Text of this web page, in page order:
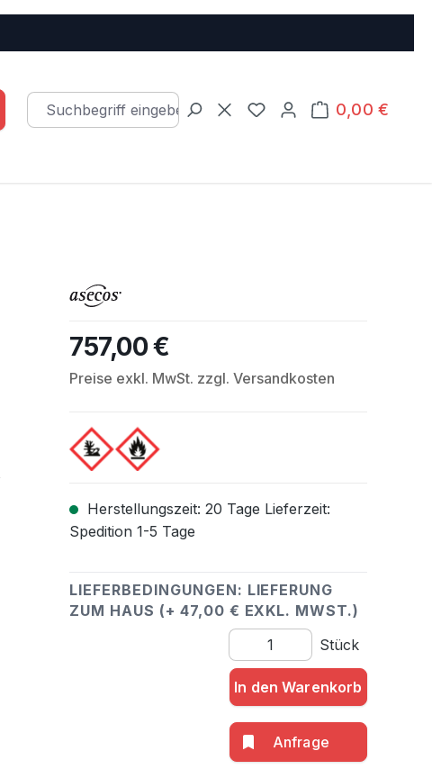
Du hast 0 Produkte auf
0,00 €
Warenkorb
Regulärer Preis:
757,00 €
Preise exkl. MwSt. zzgl. Versandkosten
Herstellungszeit: 20 Tage Lieferzeit:
Spedition 1-5 Tage
LIEFERBEDINGUNGEN: LIEFERUNG
ZUM HAUS (+ 47,00 € EXKL. MWST.)
Produkt Anzahl: Gib den
Stück
In den Warenkorb